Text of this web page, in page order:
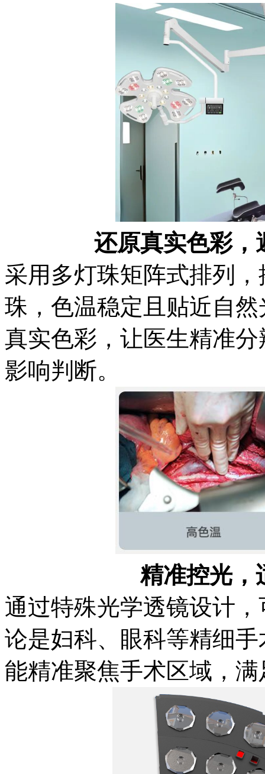
还原真实色彩，
采用多灯珠矩阵式排列
珠，色温稳定且贴近自
真实色彩，让医生精准
影响判断。
精准控光，
通过特殊光学透镜设计
论是妇科、眼科等精细
能精准聚焦手术区域，